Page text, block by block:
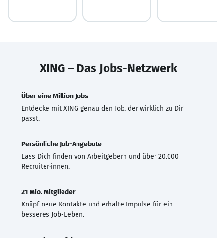
XING – Das Jobs-Netzwerk
Über eine Million Jobs
Entdecke mit XING genau den Job, der wirklich zu Dir
passt.
Persönliche Job-Angebote
Lass Dich finden von Arbeitgebern und über 20.000
Recruiter·innen.
21 Mio. Mitglieder
Knüpf neue Kontakte und erhalte Impulse für ein
besseres Job-Leben.